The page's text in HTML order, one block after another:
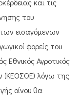
και τις
του
εισαγόμενων
φορείς του
Εθνικός Αγροτικός
(ΚΕΟΣΟΕ) λόγω της
οίνου θα